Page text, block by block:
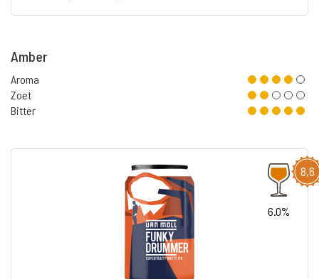
Amber
Aroma
Zoet
Bitter
8,6
6.0%